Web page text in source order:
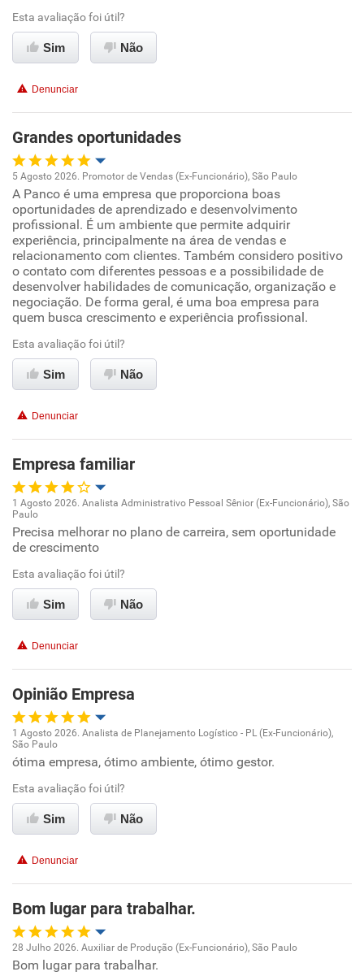
Ambiente de trabalho
Conciliação com a vida familiar
Recomenda esta empresa
Esta avaliação foi útil?
Sim Não
Denunciar
Grandes oportunidades
Oportunidade de promoção
Ambiente de trabalho
Conciliação com a vida familiar
Benefícios
Recomenda esta empresa
Recomenda a diretoria
5 Agosto 2026. Promotor de Vendas (Ex-Funcionário), São Paulo
A Panco é uma empresa que proporciona boas
oportunidades de aprendizado e desenvolvimento
profissional. É um ambiente que permite adquirir
experiência, principalmente na área de vendas e
relacionamento com clientes. Também considero positivo
o contato com diferentes pessoas e a possibilidade de
desenvolver habilidades de comunicação, organização e
negociação. De forma geral, é uma boa empresa para
quem busca crescimento e experiência profissional.
Esta avaliação foi útil?
Sim Não
Denunciar
Empresa familiar
Oportunidade de promoção
Conciliação com a vida familiar
Benefícios
Recomenda esta empresa
1 Agosto 2026. Analista Administrativo Pessoal Sênior (Ex-Funcionário), São
Paulo
Precisa melhorar no plano de carreira, sem oportunidade
de crescimento
Esta avaliação foi útil?
Sim Não
Denunciar
Opinião Empresa
Oportunidade de promoção
Ambiente de trabalho
Conciliação com a vida familiar
Recomenda esta empresa
Recomenda a diretoria
1 Agosto 2026. Analista de Planejamento Logístico - PL (Ex-Funcionário),
São Paulo
ótima empresa, ótimo ambiente, ótimo gestor.
Esta avaliação foi útil?
Sim Não
Denunciar
Bom lugar para trabalhar.
Oportunidade de promoção
28 Julho 2026. Auxiliar de Produção (Ex-Funcionário), São Paulo
Bom lugar para trabalhar.